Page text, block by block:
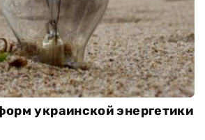
украинской энергетики